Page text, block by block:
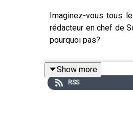
Imaginez-vous tous
rédacteur en chef de
pourquoi pas?
Show more
RSS